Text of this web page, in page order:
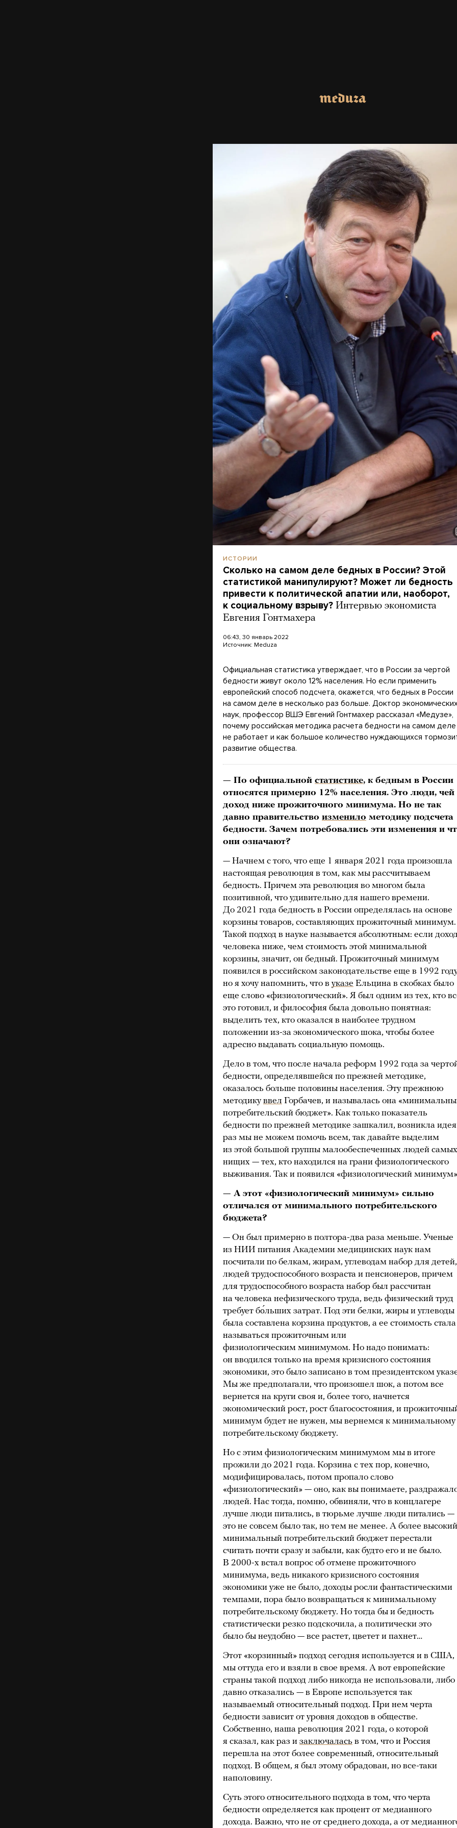
ИСТОРИИ
Сколько на самом деле бедных в России? Этой
статистикой манипулируют? Может ли бедность
привести к политической апатии или, наоборот,
к социальному взрыву? Интервью экономиста
Евгения Гонтмахера
06:43, 30 январь 2022
Источник: Meduza
Официальная статистика утверждает, что в России за чертой
бедности живут около 12% населения. Но если применить
европейский способ подсчета, окажется, что бедных в России
на самом деле в несколько раз больше. Доктор
наук, профессор ВШЭ Евгений Гонтмахер рассказал «Медузе»,
почему российская методика расчета бедности на самом деле
не работает и как большое количество нуждающихся
развитие общества.
— По официальной статистике, к бедным в России
относятся примерно 12% населения. Это люди, чей
доход ниже прожиточного минимума. Но не так
давно правительство изменило методику подсчета
бедности. Зачем потребовались эти изменения и
они означают?
— Начнем с того, что еще 1 января 2021 года произошла
настоящая революция в том, как мы рассчитываем
бедность. Причем эта революция во многом была
позитивной, что удивительно для нашего времени.
До 2021 года бедность в России определялась на основе
корзины товаров, составляющих прожиточный минимум.
Такой подход в науке называется абсолютным: если
человека ниже, чем стоимость этой минимальной
корзины, значит, он бедный. Прожиточный минимум
появился в российском законодательстве еще в 1992
но я хочу напомнить, что в указе Ельцина в скобках было
еще слово «физиологический». Я был одним из тех, кто
это готовил, и философия была довольно понятная:
выделить тех, кто оказался в наиболее трудном
положении из-за экономического шока, чтобы более
адресно выдавать социальную помощь.
Дело в том, что после начала реформ 1992 года за
бедности, определявшейся по прежней методике,
оказалось больше половины населения. Эту прежнюю
методикуввел Горбачев, и называлась она
потребительский бюджет». Как только показатель
бедности по прежней методике зашкалил, возникла
раз мы не можем помочь всем, так давайте выделим
из этой большой группы малообеспеченных людей самых
нищих — тех, кто находился на грани физиологического
выживания. Так и появился «физиологический
— А этот «физиологический минимум» сильно
отличался от минимального потребительского
бюджета?
— Он был примерно в полтора-два раза меньше. Ученые
из НИИ питания Академии медицинских наук нам
посчитали по белкам, жирам, углеводам набор для детей,
людей трудоспособного возраста и пенсионеров, причем
для трудоспособного возраста набор был рассчитан
на человека нефизического труда, ведь физический труд
требует бо́льших затрат. Под эти белки, жиры и углеводы
была составлена корзина продуктов, а ее стоимость стала
называться прожиточным или
физиологическим минимумом. Но надо понимать:
он вводился только на время кризисного состояния
экономики, это было записано в том президентском
Мы же предполагали, что произошел шок, а потом все
вернется на круги своя и, более того, начнется
экономический рост, рост благосостояния, и
минимум будет не нужен, мы вернемся к минимальному
потребительскому бюджету.
Но с этим физиологическим минимумом мы в итоге
прожили до 2021 года. Корзина с тех пор, конечно,
модифицировалась, потом пропало слово
«физиологический» — оно, как вы понимаете,
людей. Нас тогда, помню, обвиняли, что в концлагере
лучше люди питались, в тюрьме лучше люди питались —
это не совсем было так, но тем не менее. А более высокий
минимальный потребительский бюджет перестали
считать почти сразу и забыли, как будто его и не было.
В 2000-х встал вопрос об отмене прожиточного
минимума, ведь никакого кризисного состояния
экономики уже не было, доходы росли фантастическими
темпами, пора было возвращаться к минимальному
потребительскому бюджету. Но тогда бы и бедность
статистически резко подскочила, а политически это
было бы неудобно — все растет, цветет и пахнет…
Этот «корзинный» подход сегодня используется и в США,
мы оттуда его и взяли в свое время. А вот европейские
страны такой подход либо никогда не использовали, либо
давно отказались — в Европе используется так
называемый относительный подход. При нем черта
бедности зависит от уровня доходов в обществе.
Собственно, наша революция 2021 года, о которой
я сказал, как раз и заключалась в том, что и Россия
перешла на этот более современный, относительный
подход. В общем, я был этому обрадован, но все-таки
наполовину.
Суть этого относительного подхода в том, что черта
бедности определяется как процент от медианного
дохода. Важно, что не от среднего дохода, а от